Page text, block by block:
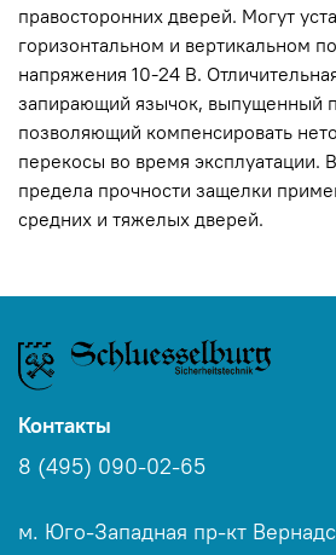
правосторонних дверей. Могут
горизонтальном и вертикальном
напряжения 10-24 В.
запирающий язычок, выпущенный
позволяющий компенсировать
перекосы во время эксплуатации.
предела прочности защелки
средних и тяжелых дверей.
Контакты
8 (495) 090-02-65
м. Юго-Западная пр-кт